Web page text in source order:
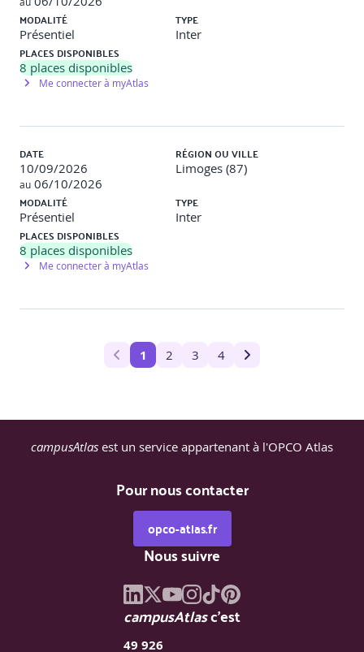
MODALITÉ
Présentiel
TYPE
Inter
PLACES DISPONIBLES
8 places disponibles
Me connecter à myAtlas
DATE
10/09/2026
au 06/10/2026
RÉGION OU VILLE
Limoges (87)
MODALITÉ
Présentiel
TYPE
Inter
PLACES DISPONIBLES
8 places disponibles
Me connecter à myAtlas
1 2 3 4
campusAtlas est un service appartenant à l'OPCO Atlas
Pour nous contacter
opco-atlas.fr
Nous suivre
campusAtlasc'est
49 926